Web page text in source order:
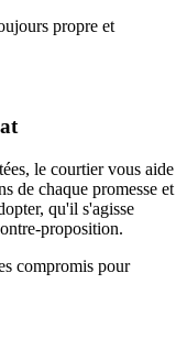
propre et
le courtier vous aide
de chaque promesse et
qu'il s'agisse
proposition.
compromis pour